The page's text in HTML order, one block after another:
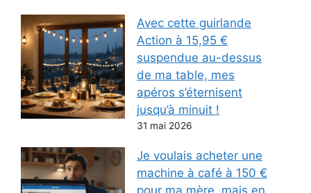
Avec cette guirlande
Action à 15,95 €
suspendue au-dessus
de ma table, mes
apéros s’éternisent
jusqu’à minuit !
31 mai 2026
Je voulais acheter une
machine à café à 150 €
pour ma mère, mais en